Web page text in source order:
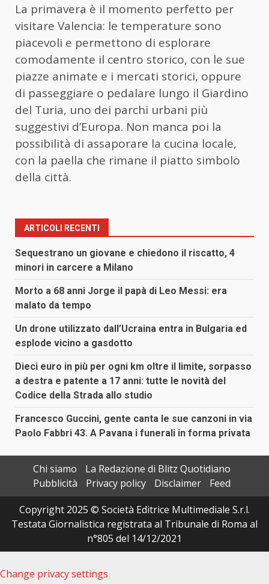
La primavera è il momento perfetto per
visitare Valencia: le temperature sono
piacevoli e permettono di esplorare
comodamente il centro storico, con le sue
piazze animate e i mercati storici, oppure
di passeggiare o pedalare lungo il Giardino
del Turia, uno dei parchi urbani più
suggestivi d’Europa. Non manca poi la
possibilità di assaporare la cucina locale,
con la paella che rimane il piatto simbolo
della città.
ARTICOLI RECENTI
Sequestrano un giovane e chiedono il riscatto, 4
minori in carcere a Milano
Morto a 68 anni Jorge il papà di Leo Messi: era
malato da tempo
Un drone utilizzato dall’Ucraina entra in Bulgaria ed
esplode vicino a gasdotto
Dieci euro in più per ogni km oltre il limite, sorpasso
a destra e patente a 17 anni: tutte le novità del
Codice della Strada allo studio
Francesco Guccini, gente canta le sue canzoni in via
Paolo Fabbri 43. A Pavana i funerali in forma privata
Chi siamo
La Redazione di Blitz Quotidiano
Pubblicità
Privacy policy Disclaimer
Feed
Copyright 2025 © Società Editrice Multimediale S.r.l.
Testata Giornalistica registrata al Tribunale di Roma al
n°805 del 14/12/2021
Change privacy settings